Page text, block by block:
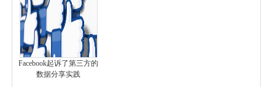
Facebook起诉了第三方的
数据分享实践